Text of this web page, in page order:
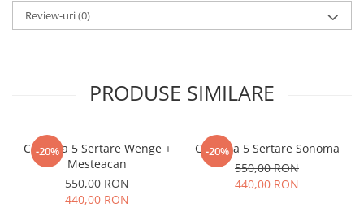
Review-uri(0)
PRODUSE SIMILARE
-20%
Comoda 5 Sertare Wenge +
Mesteacan
550,00 RON
440,00 RON
-20%
Comoda 5 Sertare Sonoma
550,00 RON
440,00 RON